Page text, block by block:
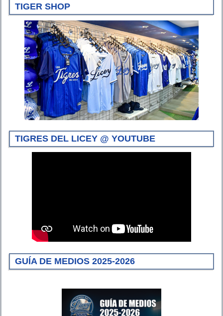
TIGER SHOP
TIGRES DEL LICEY @ YOUTUBE
GUÍA DE MEDIOS 2025-2026